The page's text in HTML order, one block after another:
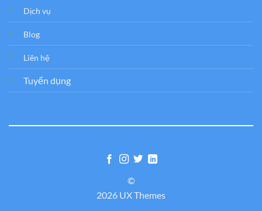
Dịch vụ
Blog
Liên hệ
Tuyển dụng
©
2026 UX Themes